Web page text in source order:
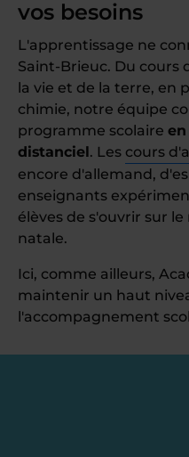
vos besoins
L'apprentissage ne
Saint-Brieuc. Du cours
la vie et de la terre, en
chimie, notre équipe
programme scolaire
distanciel. Les cours
encore d'allemand,
enseignants
élèves de s'ouvrir sur
natale.
Ici, comme ailleurs,
maintenir un haut
l'accompagnement